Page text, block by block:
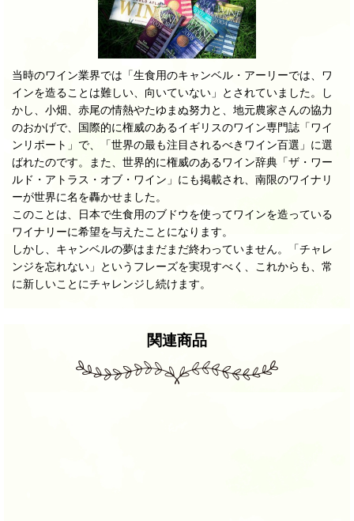
当時のワイン業界では「生食用のキャンベル・アーリーでは、ワ
インを造ることは難しい、向いていない」とされていました。し
かし、小畑、赤尾の情熱やたゆまぬ努力と、地元農家さんの協力
のおかげで、国際的に権威のあるイギリスのワイン専門誌「ワイ
ンリポート」で、「世界の最も注目されるべきワイン百選」に選
ばれたのです。また、世界的に権威のあるワイン辞典「ザ・ワー
ルド・アトラス・オブ・ワイン」にも掲載され、南限のワイナリ
ーが世界に名を轟かせました。
このことは、日本で生食用のブドウを使ってワインを造っている
ワイナリーに希望を与えたことになります。
しかし、キャンベルの夢はまだまだ終わっていません。「チャレ
ンジを忘れない」というフレーズを実現すべく、これからも、常
に新しいことにチャレンジし続けます。
関連商品